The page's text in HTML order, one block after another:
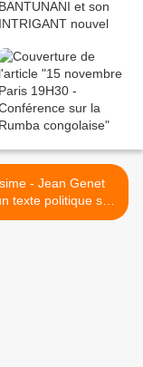
- Jean Genet
texte politique sur
Davis, les Black